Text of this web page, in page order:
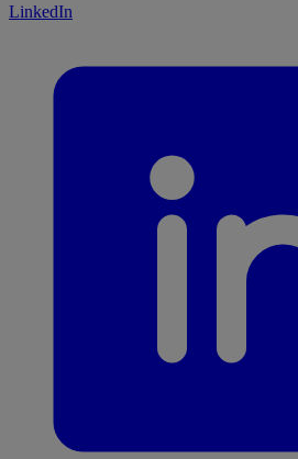
LinkedIn